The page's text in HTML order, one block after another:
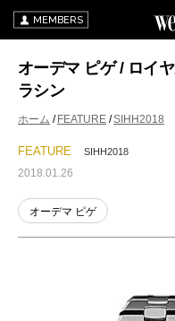
MEMBERS
オーデマ ピゲ / ロイ
ラシン
ホーム FEATURE SIHH2018
FEATURE SIHH2018
2018.01.26
オーデマ ピゲ